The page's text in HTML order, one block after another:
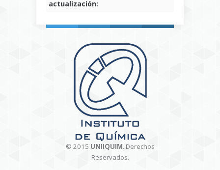
actualización:
© 2015 UNIIQUIM. Derechos
Reservados.